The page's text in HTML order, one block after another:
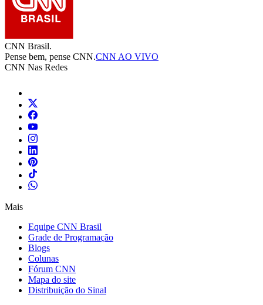
CNN Brasil.
Pense bem, pense CNN.CNN AO VIVO
CNN Nas Redes
Mais
Equipe CNN Brasil
Grade de Programação
Blogs
Colunas
Fórum CNN
Mapa do site
Distribuição do Sinal